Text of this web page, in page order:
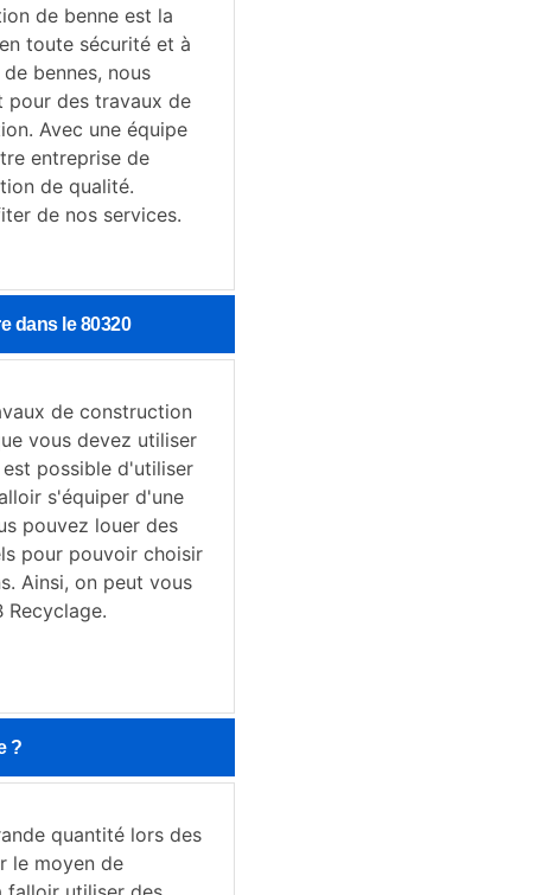
de benne est la
toute sécurité et à
bennes, nous
pour des travaux de
Avec une équipe
entreprise de
de qualité.
de nos services.
dans le 80320
de construction
vous devez utiliser
possible d'utiliser
s'équiper d'une
pouvez louer des
pour pouvoir choisir
Ainsi, on peut vous
?
quantité lors des
le moyen de